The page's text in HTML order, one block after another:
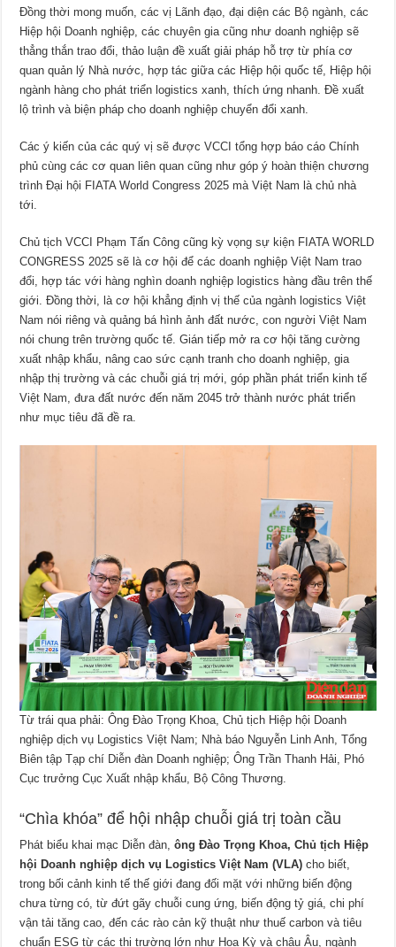
Đồng thời mong muốn, các vị Lãnh đạo, đại diện các Bộ ngành, các
Hiệp hội Doanh nghiệp, các chuyên gia cũng như doanh nghiệp sẽ
thẳng thắn trao đổi, thảo luận đề xuất giải pháp hỗ trợ từ phía cơ
quan quản lý Nhà nước, hợp tác giữa các Hiệp hội quốc tế, Hiệp hội
ngành hàng cho phát triển logistics xanh, thích ứng nhanh. Đề xuất
lộ trình và biện pháp cho doanh nghiệp chuyển đổi xanh.
Các ý kiến của các quý vị sẽ được VCCI tổng hợp báo cáo Chính
phủ cùng các cơ quan liên quan cũng như góp ý hoàn thiện chương
trình Đại hội FIATA World Congress 2025 mà Việt Nam là chủ nhà
tới.
Chủ tịch VCCI Phạm Tấn Công cũng kỳ vọng sự kiện FIATA WORLD
CONGRESS 2025 sẽ là cơ hội để các doanh nghiệp Việt Nam trao
đổi, hợp tác với hàng nghìn doanh nghiệp logistics hàng đầu trên thế
giới. Đồng thời, là cơ hội khẳng định vị thế của ngành logistics Việt
Nam nói riêng và quảng bá hình ảnh đất nước, con người Việt Nam
nói chung trên trường quốc tế. Gián tiếp mở ra cơ hội tăng cường
xuất nhập khẩu, nâng cao sức cạnh tranh cho doanh nghiệp, gia
nhập thị trường và các chuỗi giá trị mới, góp phần phát triển kinh tế
Việt Nam, đưa đất nước đến năm 2045 trở thành nước phát triển
như mục tiêu đã đề ra.
Từ trái qua phải: Ông Đào Trọng Khoa, Chủ tịch Hiệp hội Doanh
nghiệp dịch vụ Logistics Việt Nam; Nhà báo Nguyễn Linh Anh, Tổng
Biên tập Tạp chí Diễn đàn Doanh nghiệp; Ông Trần Thanh Hải, Phó
Cục trưởng Cục Xuất nhập khẩu, Bộ Công Thương.
“Chìa khóa” để hội nhập chuỗi giá trị toàn cầu
Phát biểu khai mạc Diễn đàn,ông Đào Trọng Khoa, Chủ tịch Hiệp
hội Doanh nghiệp dịch vụ Logistics Việt Nam (VLA) cho biết,
trong bối cảnh kinh tế thế giới đang đối mặt với những biến động
chưa từng có, từ đứt gãy chuỗi cung ứng, biến động tỷ giá, chi phí
vận tải tăng cao, đến các rào cản kỹ thuật như thuế carbon và tiêu
chuẩn ESG từ các thị trường lớn như Hoa Kỳ và châu Âu, ngành